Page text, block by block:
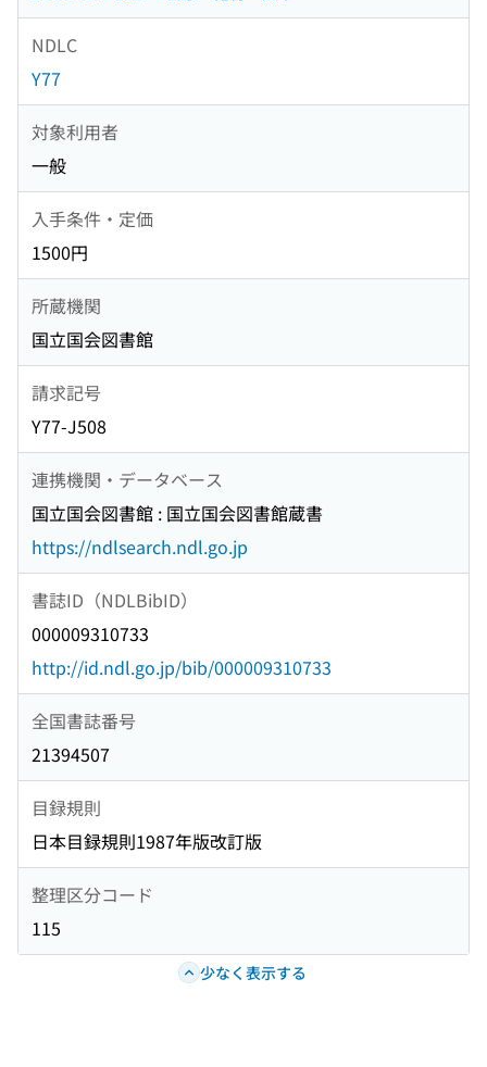
NDLC
Y77
対象利用者
一般
入手条件・定価
1500円
所蔵機関
国立国会図書館
請求記号
Y77-J508
連携機関・データベース
国立国会図書館 : 国立国会図書館蔵書
https://ndlsearch.ndl.go.jp
書誌ID（NDLBibID）
000009310733
http://id.ndl.go.jp/bib/000009310733
全国書誌番号
21394507
目録規則
日本目録規則1987年版改訂版
整理区分コード
115
少なく表示する